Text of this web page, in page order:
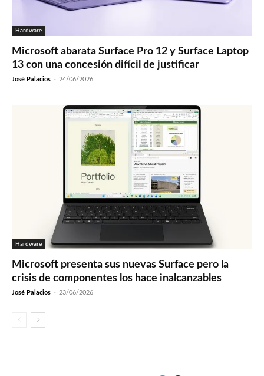
Hardware
Microsoft abarata Surface Pro 12 y Surface Laptop
13 con una concesión difícil de justificar
José Palacios - 24/06/2026
Hardware
Microsoft presenta sus nuevas Surface pero la
crisis de componentes los hace inalcanzables
José Palacios - 23/06/2026